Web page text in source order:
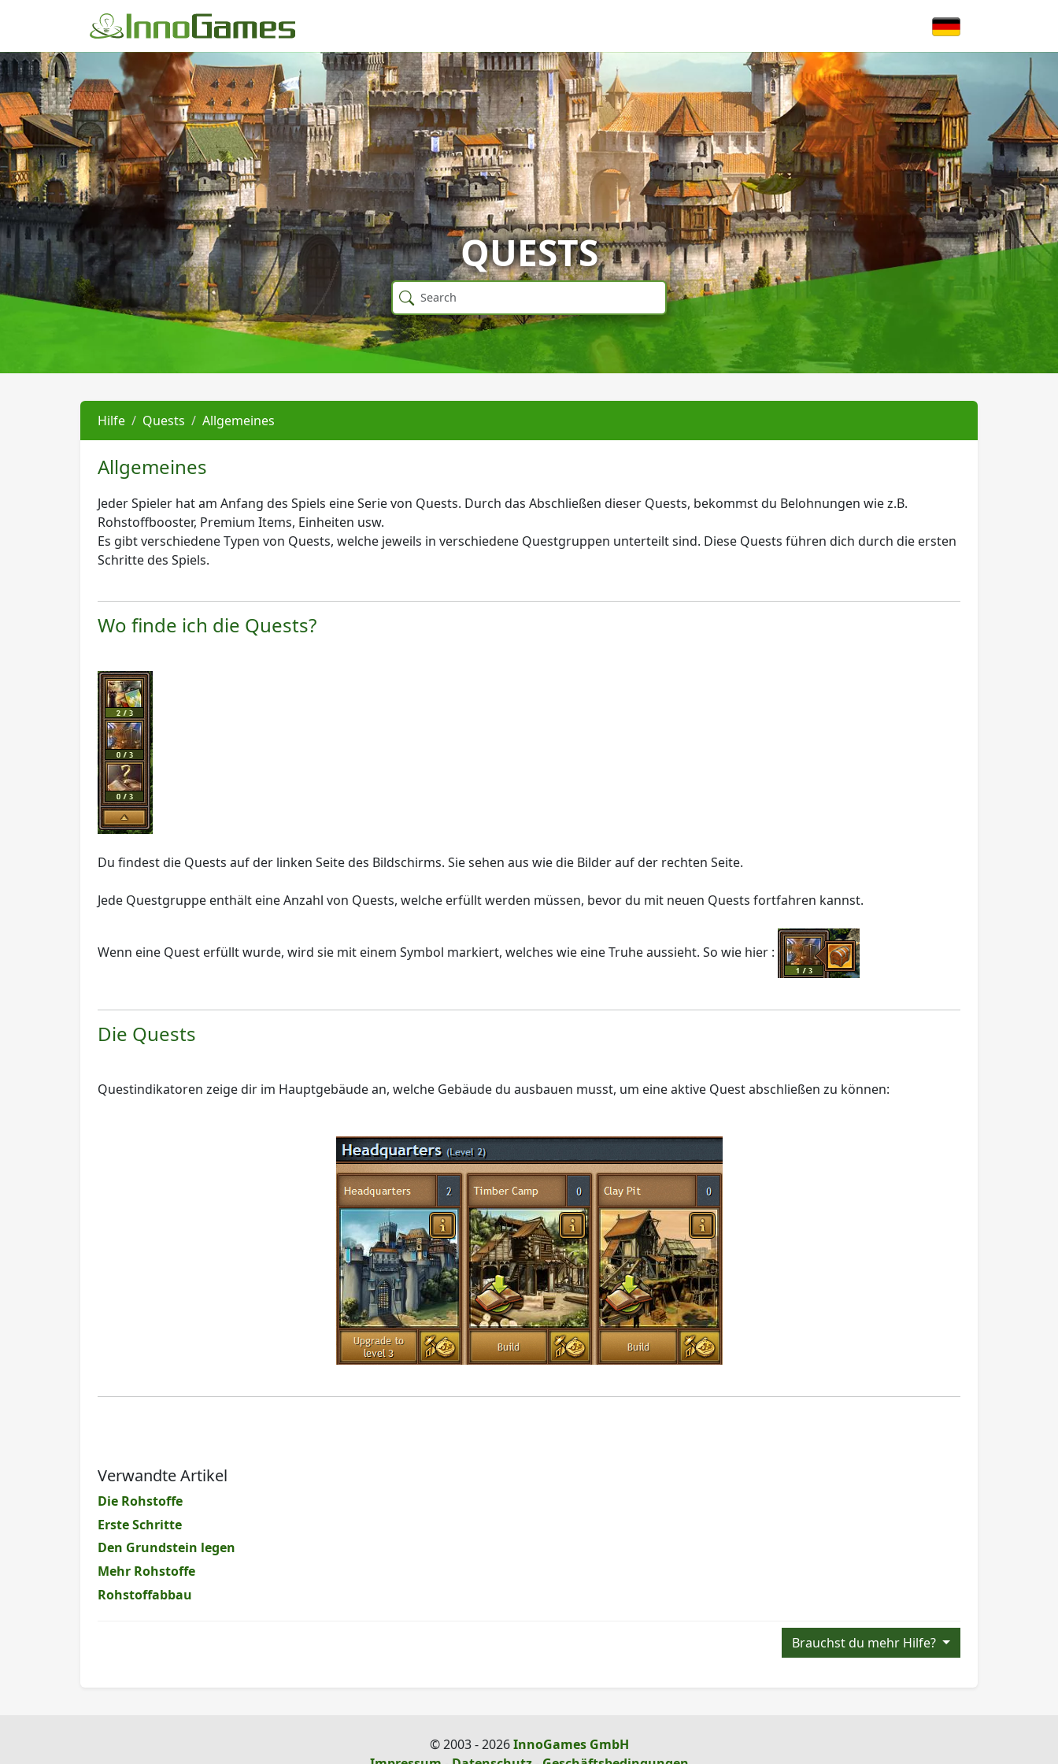
QUESTS
Hilfe Quests Allgemeines
Allgemeines
Jeder Spieler hat am Anfang des Spiels eine Serie von Quests. Durch das Abschließen dieser Quests, bekommst du Belohnungen wie z.B.
Rohstoffbooster, Premium Items, Einheiten usw.
Es gibt verschiedene Typen von Quests, welche jeweils in verschiedene Questgruppen unterteilt sind. Diese Quests führen dich durch die ersten
Schritte des Spiels.
Wo finde ich die Quests?
Du findest die Quests auf der linken Seite des Bildschirms. Sie sehen aus wie die Bilder auf der rechten Seite.
Jede Questgruppe enthält eine Anzahl von Quests, welche erfüllt werden müssen, bevor du mit neuen Quests fortfahren kannst.
Wenn eine Quest erfüllt wurde, wird sie mit einem Symbol markiert, welches wie eine Truhe aussieht. So wie hier :
Die Quests
Questindikatoren zeige dir im Hauptgebäude an, welche Gebäude du ausbauen musst, um eine aktive Quest abschließen zu können:
Verwandte Artikel
Die Rohstoffe
Erste Schritte
Den Grundstein legen
Mehr Rohstoffe
Rohstoffabbau
Brauchst du mehr Hilfe?
© 2003 - 2026InnoGames GmbH